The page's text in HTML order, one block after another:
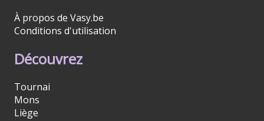
À propos de Vasy.be
Conditions d'utilisation
Découvrez
Tournai
Mons
Liège